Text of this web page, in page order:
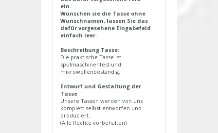
ein.
Wünschen sie die Tasse ohne
Wunschnamen, lassen Sie das
dafür vorgesehene Eingabefeld
einfach leer.
Beschreibung Tasse:
Die praktische Tasse ist
spülmaschinenfest und
mikrowellenbeständig.
Entwurf und Gestaltung der
Tasse
Unsere Tassen werden von uns
komplett selbst entworfen und
produziert.
(Alle Rechte vorbehalten)